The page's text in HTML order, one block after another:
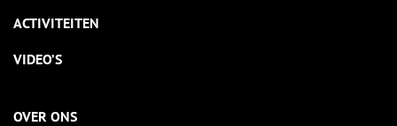
ACTIVITEITEN
VIDEO’S
OVER ONS